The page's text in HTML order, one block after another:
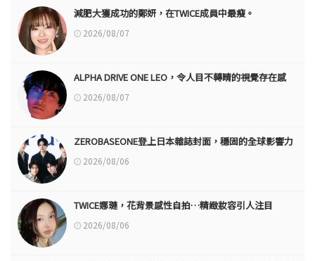
減肥大獲成功的鄭妍，在TWICE成員中最瘦。
2026/08/07
ALPHA DRIVE ONE LEO，令人目不轉睛的視覺存在感
2026/08/07
ZEROBASEONE登上日本雜誌封面，穩固的全球影響力
2026/08/06
TWICE娜璉，花背景感性自拍…精緻妝容引人注目
2026/08/06